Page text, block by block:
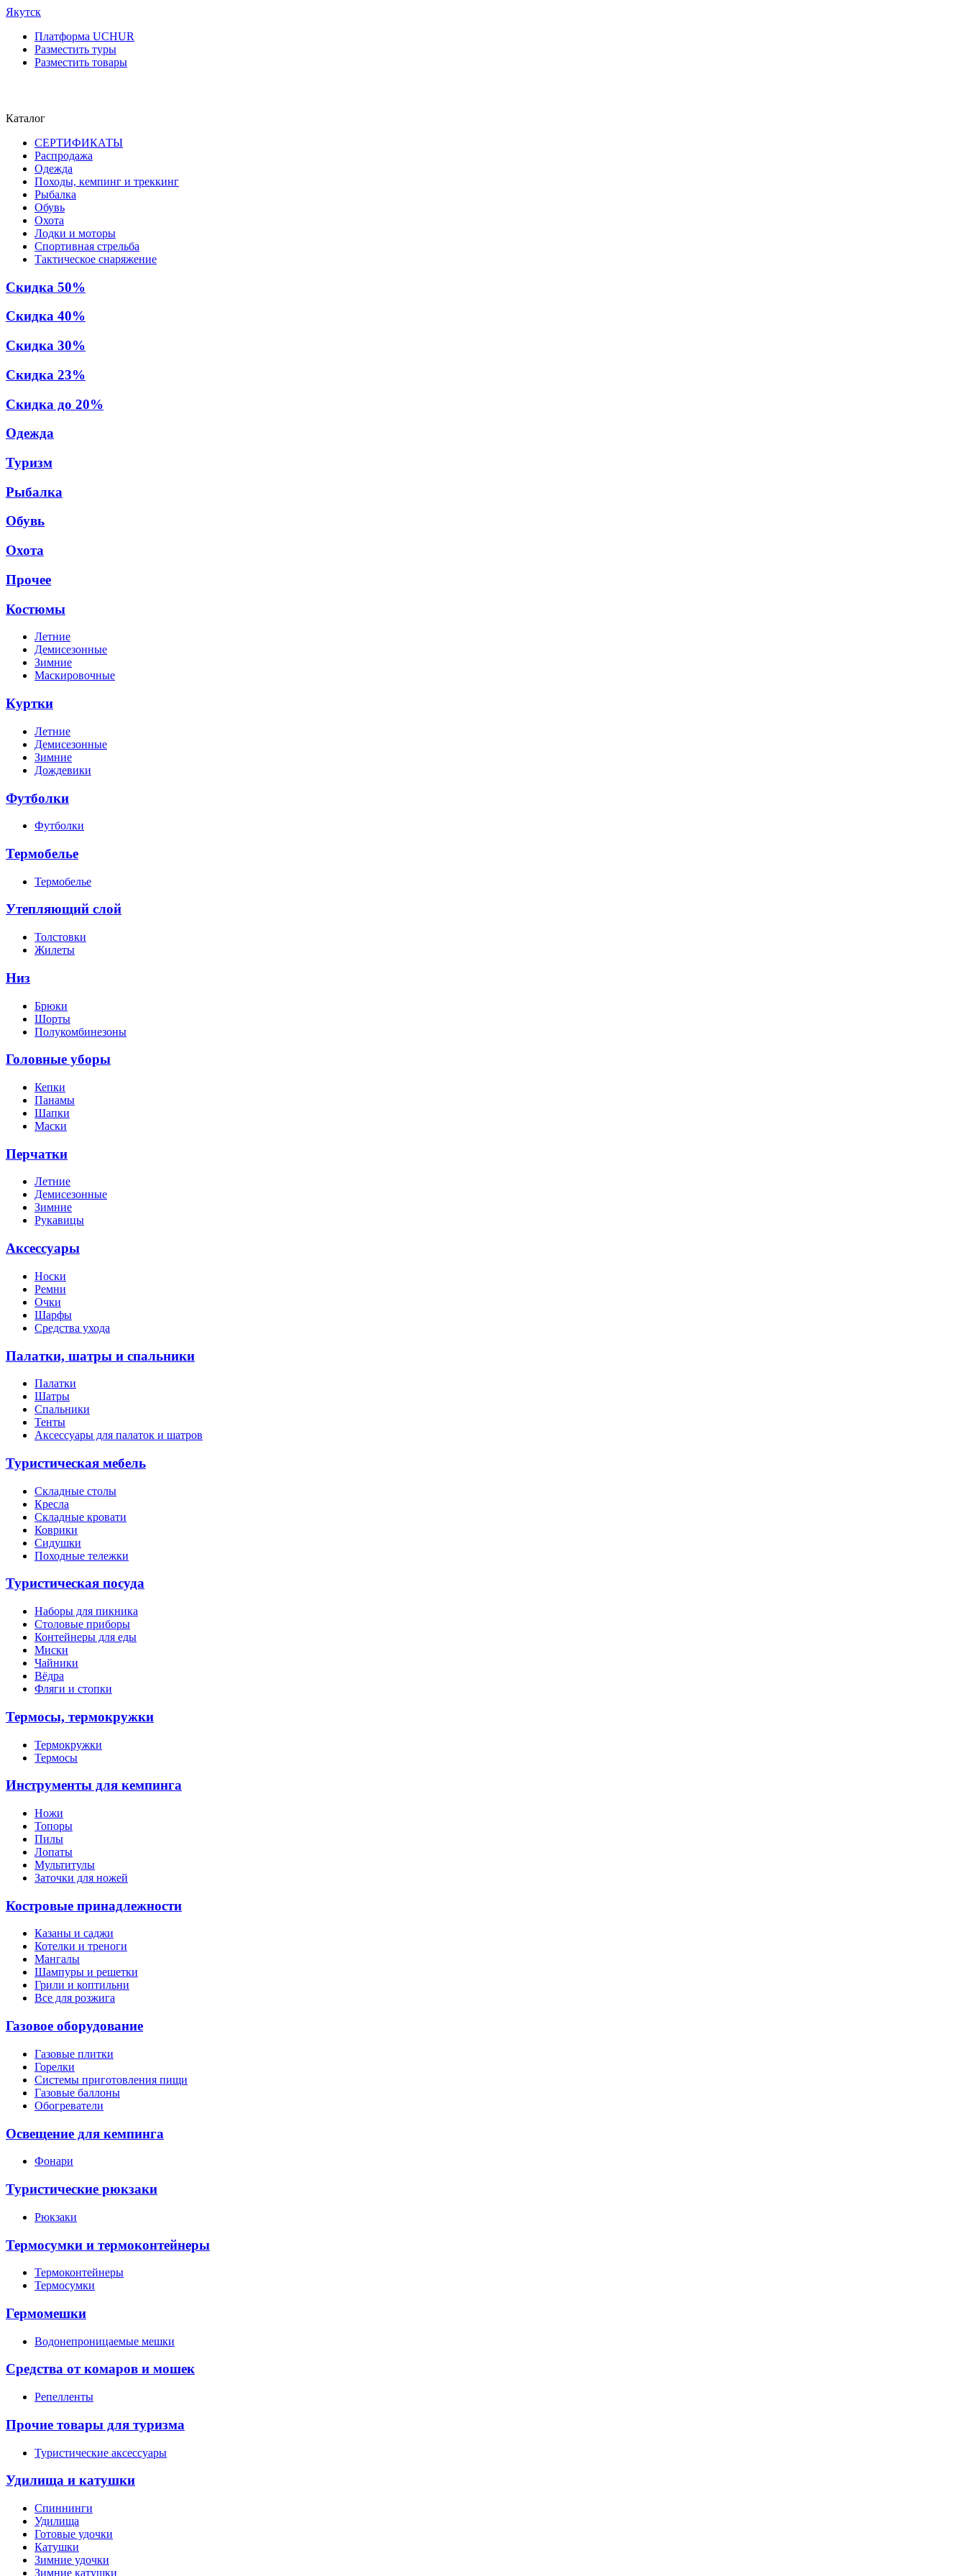
Якутск
Платформа UCHUR
Разместить туры
Разместить товары
Каталог
СЕРТИФИКАТЫ
Распродажа
Одежда
Походы, кемпинг и треккинг
Рыбалка
Обувь
Охота
Лодки и моторы
Спортивная стрельба
Тактическое снаряжение
Скидка 50%
Скидка 40%
Скидка 30%
Скидка 23%
Скидка до 20%
Одежда
Туризм
Рыбалка
Обувь
Охота
Прочее
Костюмы
Летние
Демисезонные
Зимние
Маскировочные
Куртки
Летние
Демисезонные
Зимние
Дождевики
Футболки
Футболки
Термобелье
Термобелье
Утепляющий слой
Толстовки
Жилеты
Низ
Брюки
Шорты
Полукомбинезоны
Головные уборы
Кепки
Панамы
Шапки
Маски
Перчатки
Летние
Демисезонные
Зимние
Рукавицы
Аксессуары
Носки
Ремни
Очки
Шарфы
Средства ухода
Палатки, шатры и спальники
Палатки
Шатры
Спальники
Тенты
Аксессуары для палаток и шатров
Туристическая мебель
Складные столы
Кресла
Складные кровати
Коврики
Сидушки
Походные тележки
Туристическая посуда
Наборы для пикника
Столовые приборы
Контейнеры для еды
Миски
Чайники
Вёдра
Фляги и стопки
Термосы, термокружки
Термокружки
Термосы
Инструменты для кемпинга
Ножи
Топоры
Пилы
Лопаты
Мультитулы
Заточки для ножей
Костровые принадлежности
Казаны и саджи
Котелки и треноги
Мангалы
Шампуры и решетки
Грили и коптильни
Все для розжига
Газовое оборудование
Газовые плитки
Горелки
Системы приготовления пищи
Газовые баллоны
Обогреватели
Освещение для кемпинга
Фонари
Туристические рюкзаки
Рюкзаки
Термосумки и термоконтейнеры
Термоконтейнеры
Термосумки
Гермомешки
Водонепроницаемые мешки
Средства от комаров и мошек
Репелленты
Прочие товары для туризма
Туристические аксессуары
Удилища и катушки
Спиннинги
Удилища
Готовые удочки
Катушки
Зимние удочки
Зимние катушки